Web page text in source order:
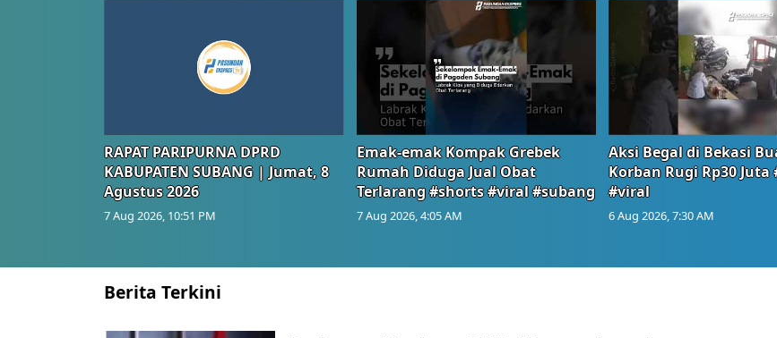
RAPAT PARIPURNA DPRD
KABUPATEN SUBANG | Jumat, 8
Agustus 2026
7 Aug 2026, 10:51 PM
Emak-emak Kompak Grebek
Rumah Diduga Jual Obat
Terlarang #shorts #viral #subang
7 Aug 2026, 4:05 AM
Aksi Begal di Bekasi
Korban Rugi Rp30 Juta
#viral
6 Aug 2026, 7:30 AM
Berita Terkini